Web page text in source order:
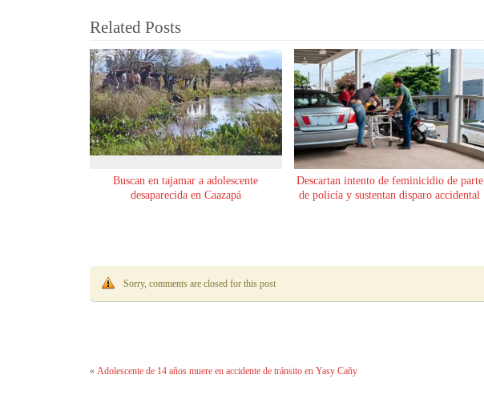
Related Posts
Buscan en tajamar a adolescente
desaparecida en Caazapá
Descartan intento de feminicidio de parte
de policía y sustentan disparo accidental
Sorry, comments are closed for this post
« Adolescente de 14 años muere en accidente de tránsito en Yasy Cañy